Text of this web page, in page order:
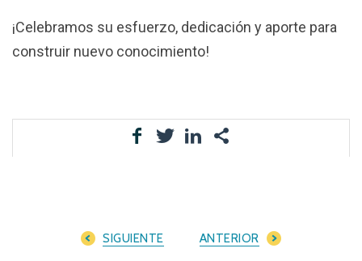
¡Celebramos su esfuerzo, dedicación y aporte para
construir nuevo conocimiento!
SIGUIENTE ANTERIOR